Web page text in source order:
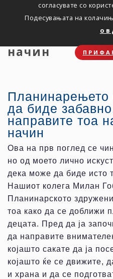
согласувате со
Подесувањата на
да биде
направите
начин
да биде
направите тоа
начин
Ова на прв поглед се
но од моето лично
дека може да биде исто
Нашиот колега Милан
Планинарското
тоа како да се доближи
децата. Пред да ја
да направите
којашто сакате да ја
којашто ќе се движите,
и храна и да се